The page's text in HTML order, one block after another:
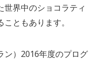
世界中のショコラティ
ともあります。
ン）2016年度のプログ